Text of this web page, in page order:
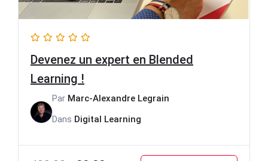
Devenez un expert en Blended
Learning !
Par Marc-Alexandre Legrain
Dans Digital Learning